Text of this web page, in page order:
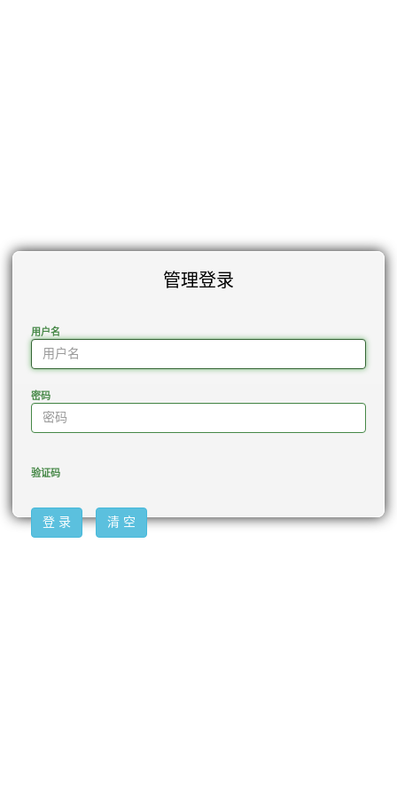
管理登录
用户名
密码
验证码
登 录 清 空